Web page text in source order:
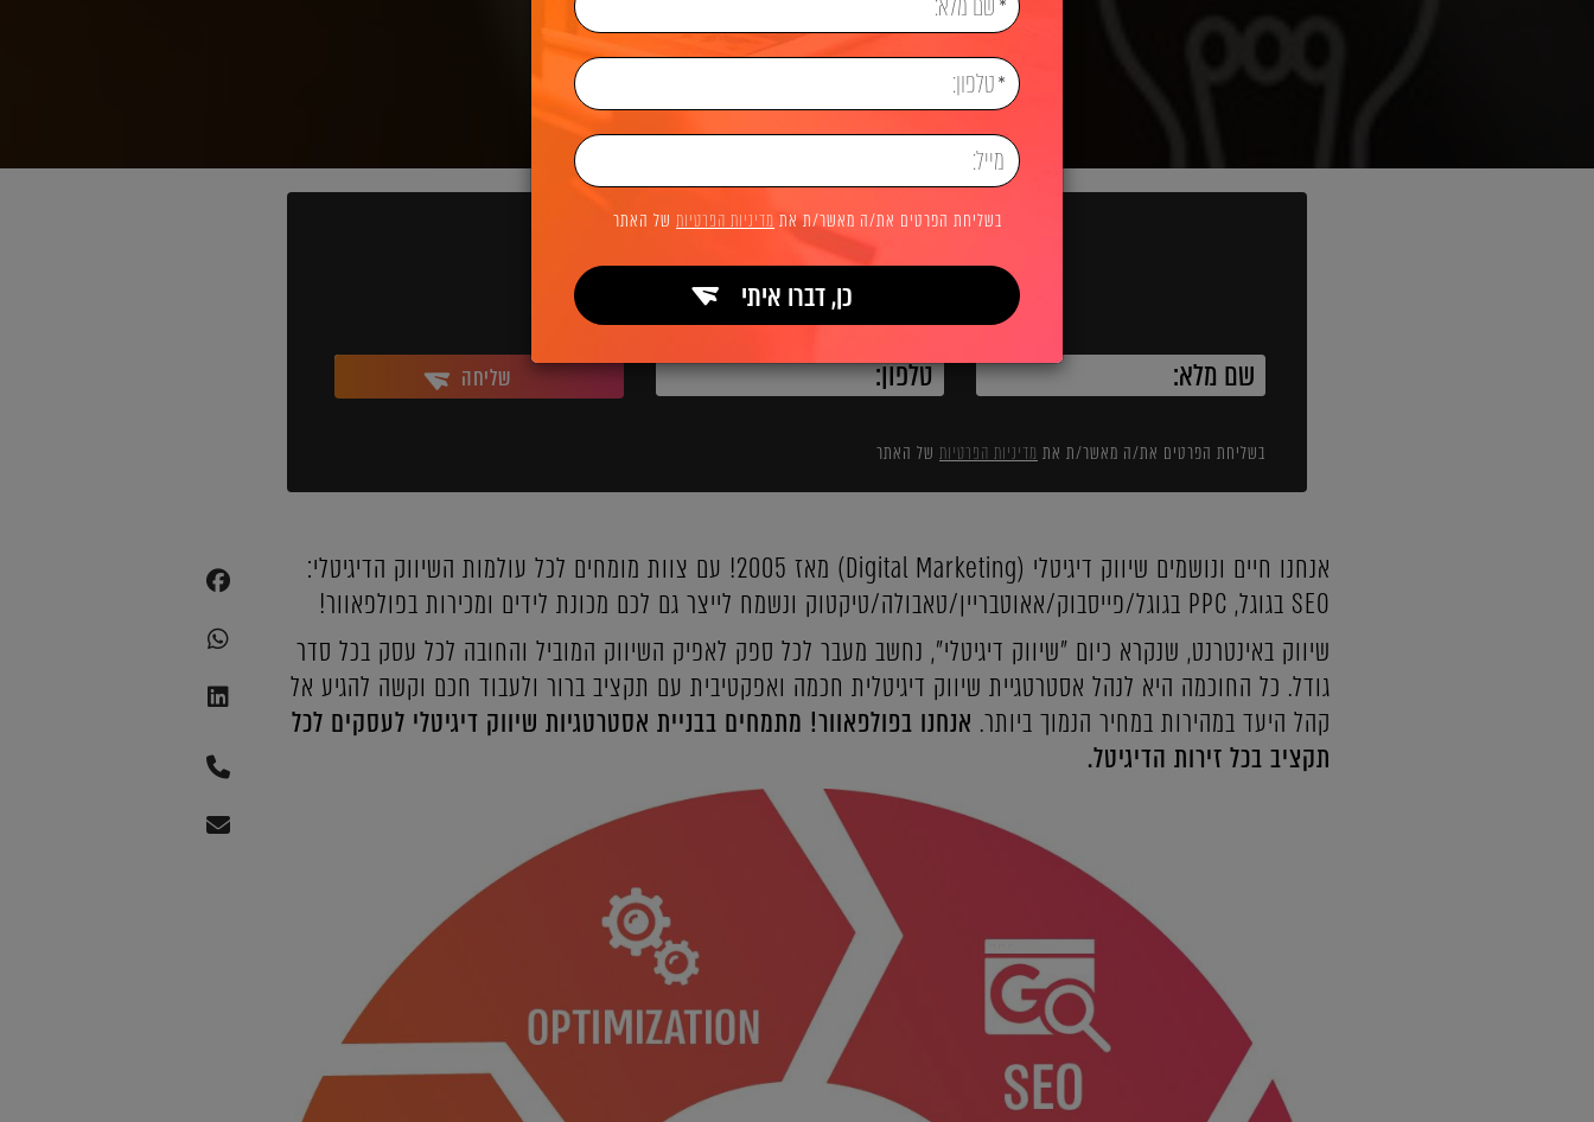
ראשי שיווק דיגיטלי
לשיחת ייעוץ והצעת מחיר
השאירו פרטים ואנחנו מיד מתקשרים:
שליחה
בשליחת הפרטים את/ה מאשר/ת את מדיניות הפרטיות של האתר
אנחנו חיים ונושמים שיווק דיגיטלי (Digital Marketing) מאז 2005! עם צוות מומחים לכל עולמות השיווק הדיגיטלי:
SEO בגוגל, PPC בגוגל/פייסבוק/אאוטבריין/טאבולה/טיקטוק ונשמח לייצר גם לכם מכונת לידים ומכירות בפולפאוור!
שיווק באינטרנט, שנקרא כיום "שיווק דיגיטלי", נחשב מעבר לכל ספק לאפיק השיווק המוביל והחובה לכל עסק בכל סדר
גודל. כל החוכמה היא לנהל אסטרטגיית שיווק דיגיטלית חכמה ואפקטיבית עם תקציב ברור ולעבוד חכם וקשה להגיע אל
קהל היעד במהירות במחיר הנמוך ביותר. אנחנו בפולפאוור! מתמחים בבניית אסטרטגיות שיווק דיגיטלי לעסקים לכל
תקציב בכל זירות הדיגיטל.
בשליחת הפרטים את/ה מאשר/ת את מדיניות הפרטיותשל האתר
כן, דברו איתי